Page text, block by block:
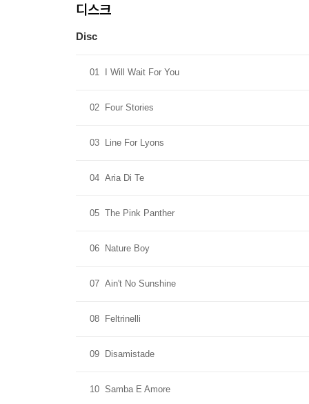
디스크
Disc
01 I Will Wait For You
02 Four Stories
03 Line For Lyons
04 Aria Di Te
05 The Pink Panther
06 Nature Boy
07 Ain't No Sunshine
08 Feltrinelli
09 Disamistade
10 Samba E Amore